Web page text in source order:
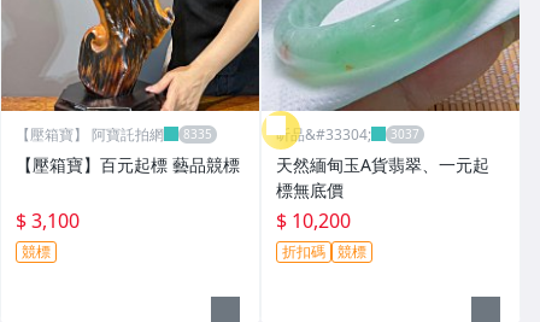
【壓箱寶】 阿寶託拍網
【壓箱寶】百元起標 藝品競標
$ 3,100
競標
昕品&#33304;
天然緬甸玉A貨翡翠、一元起
標無底價
$ 10,200
折扣碼 競標